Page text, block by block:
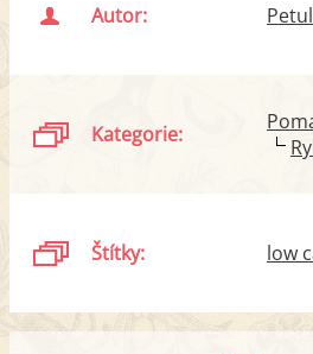
Autor:
Kategorie:
Štítky: low